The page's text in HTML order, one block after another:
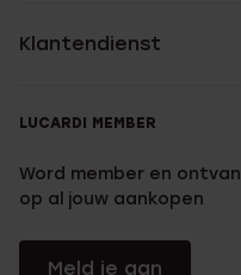
Klantendienst
LUCARDI MEMBER
Word member en
op al jouw aankopen
Meld je aan